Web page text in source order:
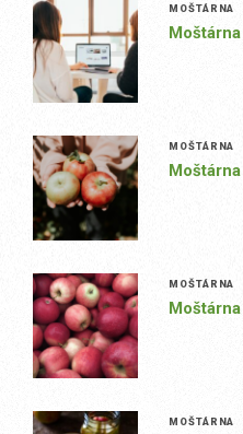
MOŠTÁRNA
MOŠTÁRNA
MOŠTÁRNA
MOŠTÁRNA